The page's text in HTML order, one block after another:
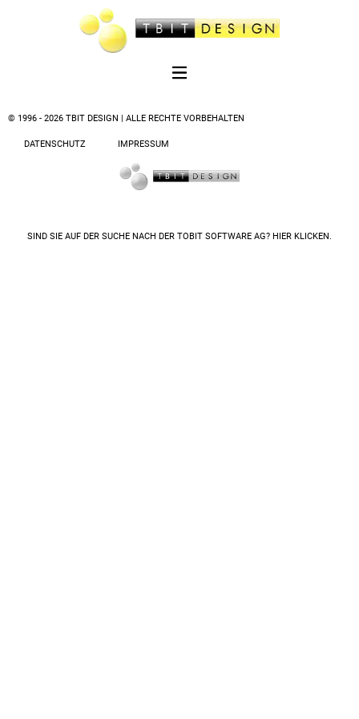
© 1996 - 2026 TBIT DESIGN | ALLE RECHTE VORBEHALTEN
DATENSCHUTZ IMPRESSUM
SIND SIE AUF DER SUCHE NACH DER TOBIT SOFTWARE AG? HIER KLICKEN.